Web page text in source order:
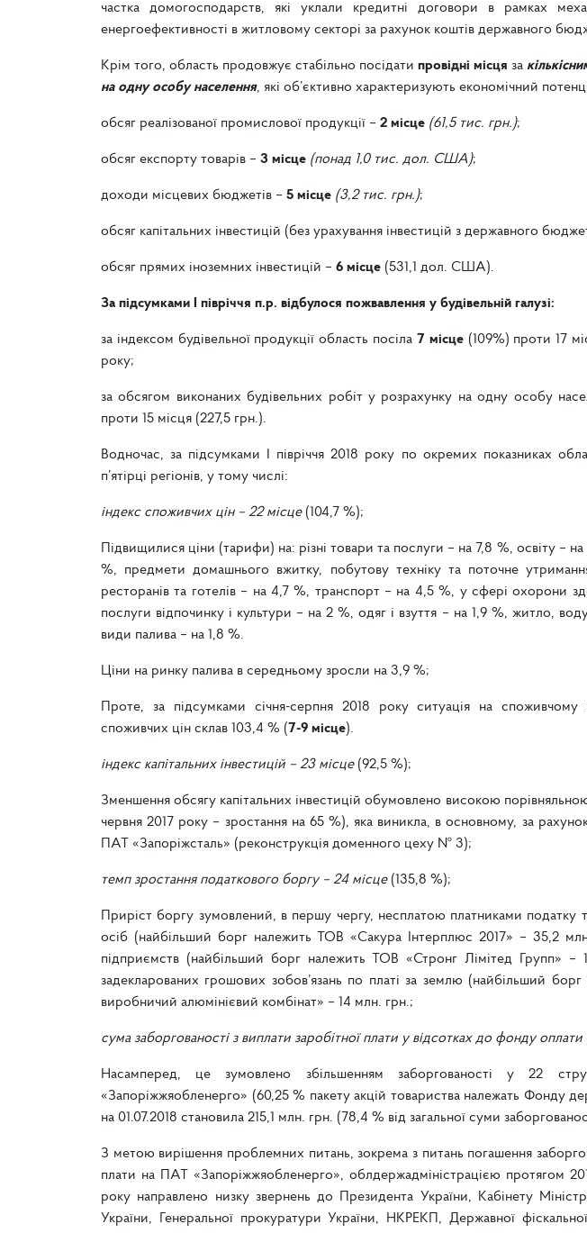
частка домогосподарств, які уклали кредитні договори в рамках
енергоефективності в житловому секторі за рахунок коштів державного
Крім того, область продовжує стабільно посідати провідні місця за
на одну особу населення, які об’єктивно характеризують економічний
обсяг реалізованої промислової продукції – 2 місце (61,5 тис. грн.);
обсяг експорту товарів – 3 місце (понад 1,0 тис. дол. США);
доходи місцевих бюджетів – 5 місце (3,2 тис. грн.);
обсяг капітальних інвестицій (без урахування інвестицій з державного
обсяг прямих іноземних інвестицій – 6 місце (531,1 дол. США).
За підсумками І півріччя п.р. відбулося пожвавлення у будівельній галузі:
за індексом будівельної продукції область посіла 7 місце(109%) проти 17
року;
за обсягом виконаних будівельних робіт у розрахунку на одну особу
проти 15 місця (227,5 грн.).
Водночас, за підсумками І півріччя 2018 року по окремих показниках
п’ятірці регіонів, у тому числі:
індекс споживчих цін – 22 місце(104,7 %);
Підвищилися ціни (тарифи) на: різні товари та послуги – на 7,8 %, освіту – на
%, предмети домашнього вжитку, побутову техніку та поточне
ресторанів та готелів – на 4,7 %, транспорт – на 4,5 %, у сфері охорони
послуги відпочинку і культури – на 2 %, одяг і взуття – на 1,9 %, житло,
види палива – на 1,8 %.
Ціни на ринку палива в середньому зросли на 3,9 %;
Проте, за підсумками січня-серпня 2018 року ситуація на споживчому
споживчих цін склав 103,4 % (7-9 місце).
індекс капітальних інвестицій – 23 місце (92,5 %);
Зменшення обсягу капітальних інвестицій обумовлено високою
червня 2017 року – зростання на 65 %), яка виникла, в основному, за
ПАТ «Запоріжсталь» (реконструкція доменного цеху № 3);
темп зростання податкового боргу – 24 місце(135,8 %);
Приріст боргу зумовлений, в першу чергу, несплатою платниками податку
осіб (найбільший борг належить ТОВ «Сакура Інтерплюс 2017» – 35,2
підприємств (найбільший борг належить ТОВ «Стронг Лімітед Групп» –
задекларованих грошових зобов’язань по платі за землю (найбільший
виробничий алюмінієвий комбінат» – 14 млн. грн.;
сума заборгованості з виплати заробітної плати у відсотках до фонду
Насамперед, це зумовлено збільшенням заборгованості у 22
«Запоріжжяобленерго» (60,25 % пакету акцій товариства належать Фонду
на 01.07.2018 становила 215,1 млн. грн. (78,4 % від загальної суми
З метою вирішення проблемних питань, зокрема з питань погашення
плати на ПАТ «Запоріжжяобленерго», облдержадміністрацією протягом
року направлено низку звернень до Президента України, Кабінету
України, Генеральної прокуратури України, НКРЕКП, Державної